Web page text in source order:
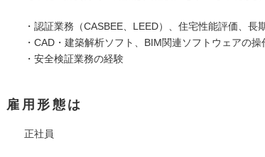
・認証業務（CASBEE、LEED）、住宅性能評価、
・CAD・建築解析ソフト、BIM関連ソフトウェアの操
・安全検証業務の経験
雇用形態は
正社員